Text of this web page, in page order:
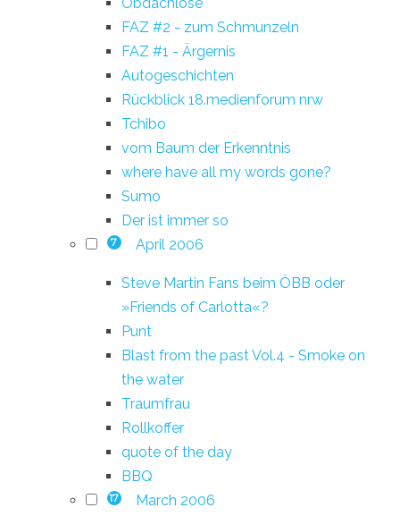
FAZ #2 - zum Schmunzeln
FAZ #1 - Ärgernis
Autogeschichten
Rückblick 18.medienforum nrw
Tchibo
vom Baum der Erkenntnis
where have all my words gone?
Sumo
Der ist immer so
7 April 2006
Steve Martin Fans beim ÖBB oder
»Friends of Carlotta«?
Punt
Blast from the past Vol.4 - Smoke on
the water
Traumfrau
Rollkoffer
quote of the day
BBQ
17 March 2006